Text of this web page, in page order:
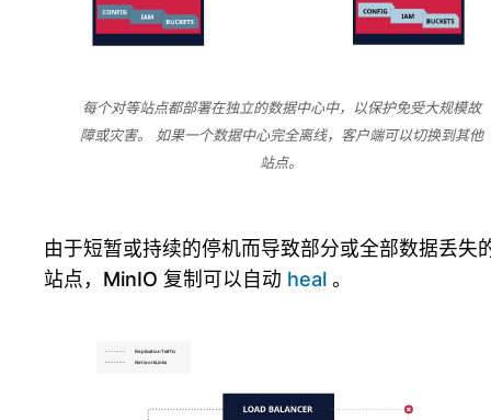
每个对等站点都部署在独立的数据中心中，以保护免受大规模故
障或灾害。 如果一个数据中心完全离线，客户端可以切换到其他
站点。
由于短暂或持续的停机而导致部分或全部数据丢失
站点，MinIO 复制可以自动 heal 。